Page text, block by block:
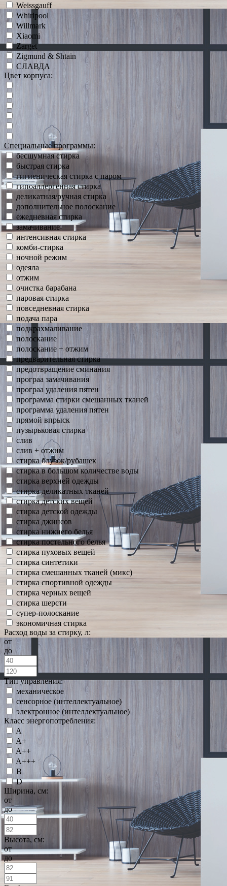
Weissgauff
Whirlpool
Willmark
Xiaomi
Zarget
Zigmund & Shtain
СЛАВДА
Цвет корпуса:
Специальные программы:
бесшумная стирка
быстрая стирка
гигиеническая стирка с паром
гипоаллергенная стирка
деликатная/ручная стирка
дополнительное полоскание
ежедневная стирка
замачивание
интенсивная стирка
комби-стирка
ночной режим
одеяла
отжим
очистка барабана
паровая стирка
повседневная стирка
подача пара
подкрахмаливание
полоскание
полоскание + отжим
предварительная стирка
предотвращение сминания
програа замачивания
програа удаления пятен
программа стирки смешанных тканей
программа удаления пятен
прямой впрыск
пузырьковая стирка
слив
слив + отжим
стирка блузок/рубашек
стирка в большом количестве воды
стирка верхней одежды
стирка деликатных тканей
стирка детских вещей
стирка детской одежды
стирка джинсов
стирка нижнего белья
стирка постельного белья
стирка пуховых вещей
стирка синтетики
стирка смешанных тканей (микс)
стирка спортивной одежды
стирка черных вещей
стирка шерсти
супер-полоскание
экономичная стирка
Расход воды за стирку, л:
от
до
Тип управления:
механическое
сенсорное (интеллектуальное)
электронное (интеллектуальное)
Класс энергопотребления:
A
A+
A++
A+++
B
D
Ширина, см:
от
до
Высота, см:
от
до